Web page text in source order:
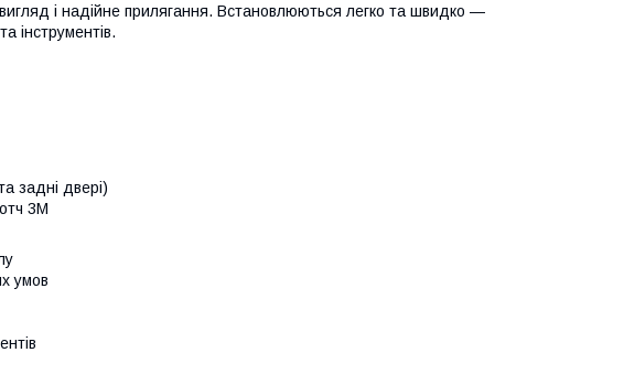
і надійне прилягання. Встановлюються легко та швидко —
інструментів.
задні двері)
3M
умов